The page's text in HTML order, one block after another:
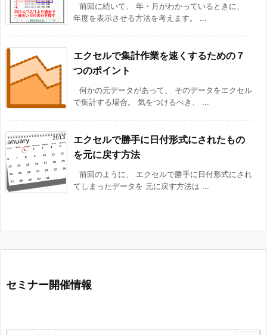
前回に続いて、 年・月がわかっているときに、
年度を表示させる方法を考えます。 ...
エクセルで集計作業を速くするための７
つのポイント
何かの元データがあって、 そのデータをエクセル
で集計する場合。 気をつけるべき、 ...
エクセルで勝手に日付形式にされたもの
を元に戻す方法
前回のように、 エクセルで勝手に日付形式にされ
てしまったデータを 元に戻す方法は ...
セミナー開催情報